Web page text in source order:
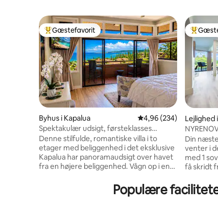
Bedste gæstefavorit
Gæstefavorit
Byhus i Kapalua 4,96 ud af 5 i
4,96 (234)
Spektakulær udsigt, førsteklasses
beliggenhed Kapalua, Maui.
Denne stilfulde, romantiske villa i to
etager med beliggenhed i det eksklusive
Kapalua har panoramaudsigt over havet
fra en højere beliggenhed. Vågn op i en
betagende solopgange over Stillehavet,
og fald i søvn til havbølgernes
Bedste
Lejlighed
Din
venter i
med 1
få skridt
Kapalua
gruppe
Populære